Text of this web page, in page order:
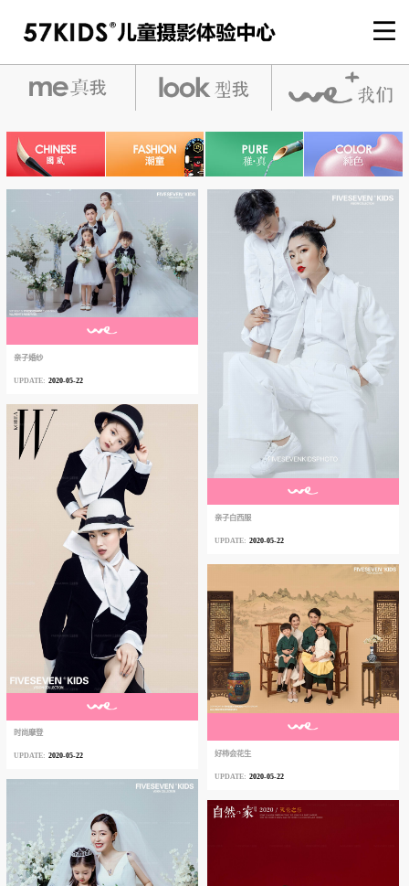
亲子婚纱
2020-05-22
亲子白西服
2020-05-22
时尚摩登
2020-05-22 好柿会花生
2020-05-22